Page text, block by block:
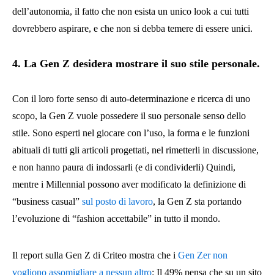
dell’autonomia, il fatto che non esista un unico look a cui tutti
dovrebbero aspirare, e che non si debba temere di essere unici.
4. La Gen Z desidera mostrare il suo stile personale.
Con il loro forte senso di auto-determinazione e ricerca di uno
scopo, la Gen Z vuole possedere il suo personale senso dello
stile. Sono esperti nel giocare con l’uso, la forma e le funzioni
abituali di tutti gli articoli progettati, nel rimetterli in discussione,
e non hanno paura di indossarli (e di condividerli) Quindi,
mentre i Millennial possono aver modificato la definizione di
“business casual” sul posto di lavoro, la Gen Z sta portando
l’evoluzione di “fashion accettabile” in tutto il mondo.
Il report sulla Gen Z di Criteo mostra che i Gen Zer non
vogliono assomigliare a nessun altro: Il 49% pensa che su un sito